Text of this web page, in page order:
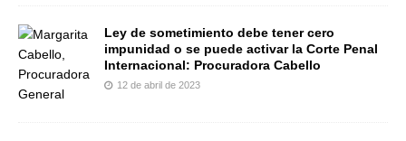
Ley de sometimiento debe tener cero
impunidad o se puede activar la Corte Penal
Internacional: Procuradora Cabello
12 de abril de 2023